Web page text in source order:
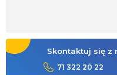
Skontaktuj się z
71 322 20 22